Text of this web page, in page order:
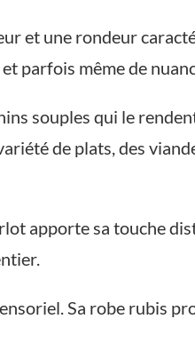
et une rondeur
parfois même de
souples qui le
de plats, des
apporte sa touche
Sa robe rubis